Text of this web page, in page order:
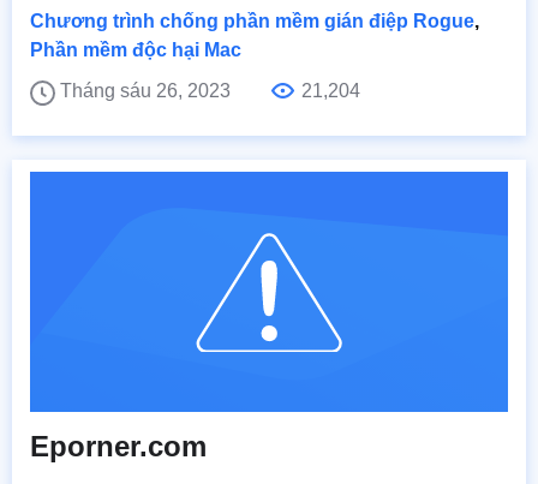
Chương trình chống phần mềm gián điệp Rogue,
Phần mềm độc hại Mac
Tháng sáu 26, 2023
21,204
Eporner.com